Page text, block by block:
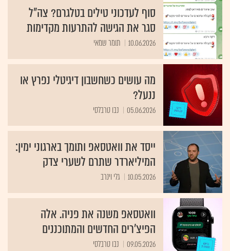
סוף לעדכוני טילים בטלגרם? צה"ל
סגר את הגישה להתרעות מקדימות
10.06.2026 תומר שמאי
מה עושים כשחשבון דיגיטלי נפרץ או
ננעל?
05.06.2026 נבו טרבלסי
ייסד את וואטסאפ ותומך בארגוני ימין:
המיליארדר שתרם לשערי צדק
10.05.2026 גלי וינרב
וואטסאפ משנה את פניה. אלה
הפיצ'רים החדשים והמתוכננים
09.05.2026 נבו טרבלסי